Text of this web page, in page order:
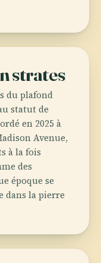
strates
du plafond
statut de
en 2025 à
Avenue,
à la fois
des
époque se
dans la pierre